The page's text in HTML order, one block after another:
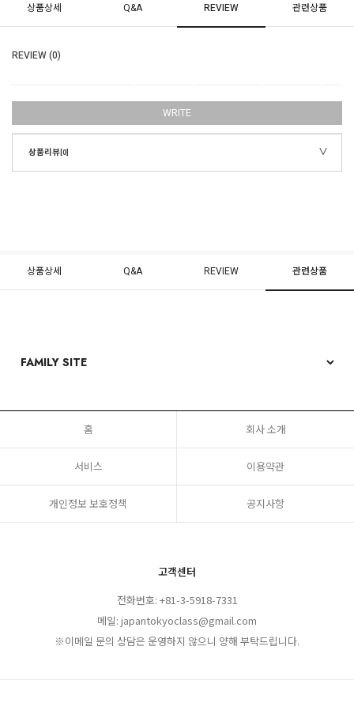
상품상세 Q&A REVIEW 관련상품
REVIEW (0)
WRITE
상품리뷰[0]
상품상세 Q&A REVIEW 관련상품
홈 회사 소개
서비스 이용약관
개인정보 보호정책 공지사항
고객센터
전화번호: +81-3-5918-7331
메일: japantokyoclass@gmail.com
※이메일 문의 상담은 운영하지 않으니 양해 부탁드립니다.